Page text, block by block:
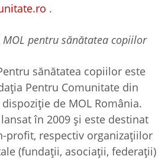
.
MOL pentru sănătatea copiilor
sănătatea copiilor este
Pentru Comunitate din
de MOL România.
în 2009 și este destinat
profit, respectiv organizațiilor
(fundații, asociații, federații)